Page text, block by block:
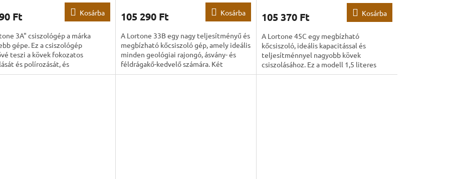
Ft Kosárba
3A" csiszológép a márka
gépe. Ez a csiszológép
teszi a kövek fokozatos
és polírozását, és
valamint türelemmel
105 290 Ft Kosárba
A Lortone 33B egy nagy teljesítményű és
megbízható kőcsiszoló gép, amely ideális
minden geológiai rajongó, ásvány- és
féldrágakő-kedvelő számára. Két
nagyobb kapacitású dobjával...
105 370 Ft Kosárba
A Lortone 45C egy megbízható
kőcsiszoló, ideális kapacitással és
teljesítménnyel nagyobb kövek
csiszolásához. Ez a modell 1,5 literes
dobtérfogattal rendelkezik, és kerámia...